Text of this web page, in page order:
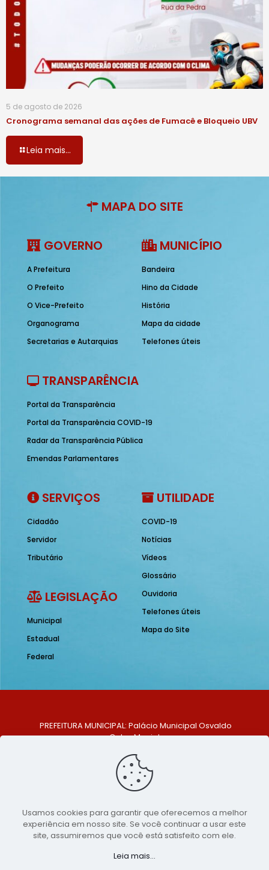
5 de agosto de 2026
Cronograma semanal das ações de Fumacê e Bloqueio UBV
Leia mais...
MAPA DO SITE
GOVERNO
A Prefeitura
O Prefeito
O Vice-Prefeito
Organograma
Secretarias e Autarquias
MUNICÍPIO
Bandeira
Hino da Cidade
História
Mapa da cidade
Telefones úteis
TRANSPARÊNCIA
Portal da Transparência
Portal da Transparência COVID-19
Radar da Transparência Pública
Emendas Parlamentares
SERVIÇOS
Cidadão
Servidor
Tributário
LEGISLAÇÃO
Municipal
Estadual
Federal
UTILIDADE
COVID-19
Notícias
Vídeos
Glossário
Ouvidoria
Telefones úteis
Mapa do Site
PREFEITURA MUNICIPAL: Palácio Municipal Osvaldo
Celso Maciel
Centro, São Bento do Una - PE. CEP: 553370-128
TELEFONE: (81) 99548-1569
E-MAIL: ouvidoria@saobentodouna.pe.gov.br
Copyright 2021-2026 - Assessoria de Comunicação da
Prefeitura de São Bento do Una - PE
Página desenvolvida pela agência de
Usamos cookies para garantir que oferecemos a melhor
experiência em nosso site. Se você continuar a usar este
site, assumiremos que você está satisfeito com ele.
Leia mais...